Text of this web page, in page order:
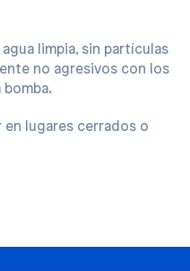
limpia, sin partículas
no agresivos con los
en lugares cerrados o